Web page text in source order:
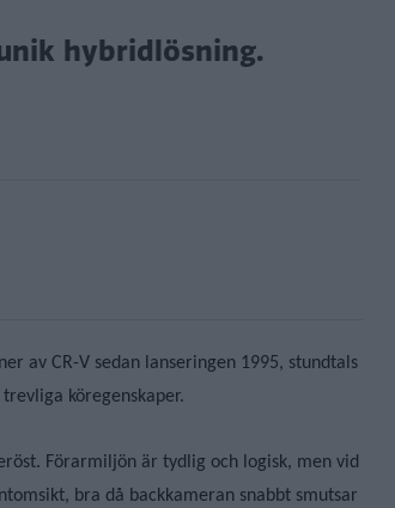
hybridlösning.
av CR-V sedan lanseringen 1995, stundtals
köregenskaper.
Förarmiljön är tydlig och logisk, men vid
bra då backkameran snabbt smutsar